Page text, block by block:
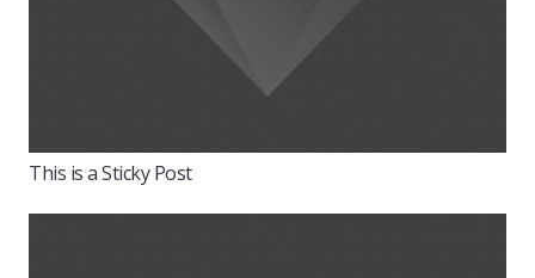
This is a Sticky Post